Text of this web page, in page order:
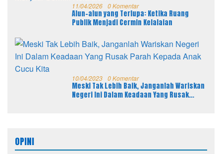
11/04/2026 0 Komentar
Alun-alun yang Terlupa: Ketika Ruang
Publik Menjadi Cermin Kelalaian
10/04/2023 0 Komentar
Meski Tak Lebih Baik, Janganlah Wariskan
Negeri Ini Dalam Keadaan Yang Rusak
OPINI